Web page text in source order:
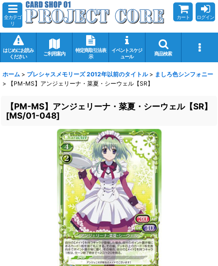
全カテゴ
リ
カート ログイン
はじめにお読み
ください
ご利用案内
特定商取引法表
示
イベントスケジ
ュール
商品検索
ホーム > プレシャスメモリーズ 2012年以前のタイトル > ましろ色シンフォニー
>
【PM-MS】アンジェリーナ・菜夏・シーウェル【SR】
【PM-MS】アンジェリーナ・菜夏・シーウェル【SR】
[MS/01-048]